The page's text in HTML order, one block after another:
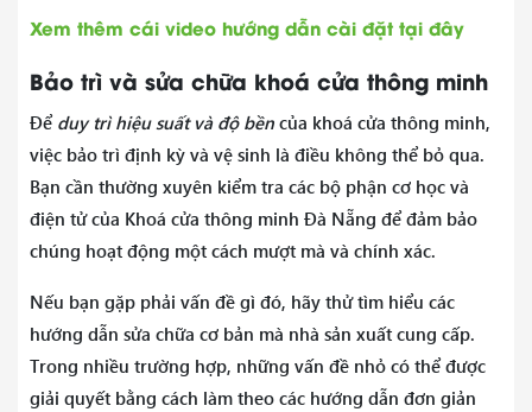
Xem thêm cái video hướng dẫn cài đặt tại đây
Bảo trì và sửa chữa khoá cửa thông minh
Để duy trì hiệu suất và độ bền của khoá cửa thông minh,
việc bảo trì định kỳ và vệ sinh là điều không thể bỏ qua.
Bạn cần thường xuyên kiểm tra các bộ phận cơ học và
điện tử của Khoá cửa thông minh Đà Nẵng để đảm bảo
chúng hoạt động một cách mượt mà và chính xác.
Nếu bạn gặp phải vấn đề gì đó, hãy thử tìm hiểu các
hướng dẫn sửa chữa cơ bản mà nhà sản xuất cung cấp.
Trong nhiều trường hợp, những vấn đề nhỏ có thể được
giải quyết bằng cách làm theo các hướng dẫn đơn giản